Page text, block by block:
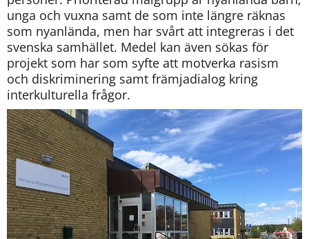
unga och vuxna samt de som inte längre räknas
som nyanlända, men har svårt att integreras i det
svenska samhället. Medel kan även sökas för
projekt som har som syfte att motverka rasism
och diskriminering samt främjadialog kring
interkulturella frågor.